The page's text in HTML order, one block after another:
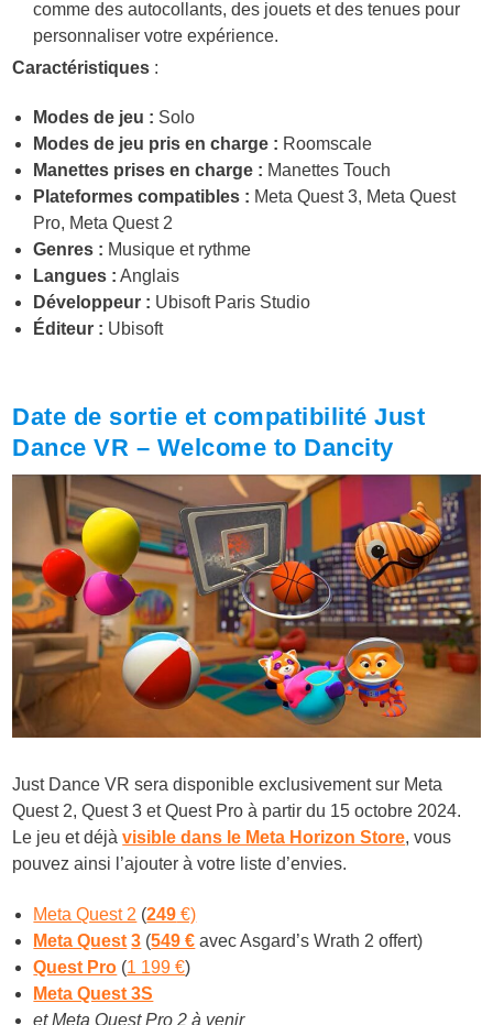
comme des autocollants, des jouets et des tenues pour
personnaliser votre expérience.
Caractéristiques :
Modes de jeu : Solo
Modes de jeu pris en charge : Roomscale
Manettes prises en charge : Manettes Touch
Plateformes compatibles : Meta Quest 3, Meta Quest
Pro, Meta Quest 2
Genres : Musique et rythme
Langues : Anglais
Développeur : Ubisoft Paris Studio
Éditeur : Ubisoft
Date de sortie et compatibilité Just
Dance VR – Welcome to Dancity
Just Dance VR sera disponible exclusivement sur Meta
Quest 2, Quest 3 et Quest Pro à partir du 15 octobre 2024.
Le jeu et déjàvisible dans le Meta Horizon Store, vous
pouvez ainsi l’ajouter à votre liste d’envies.
Meta Quest 2 (249 €)
Meta Quest 3 (549 € avec Asgard’s Wrath 2 offert)
Quest Pro (1 199 €)
Meta Quest 3S
et Meta Quest Pro 2 à venir